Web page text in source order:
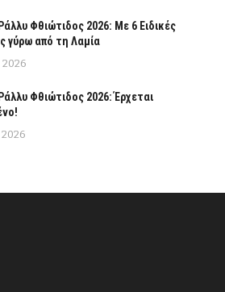
Φθιώτιδος 2026: Με 6 Ειδικές
γύρω από τη Λαμία
2026
Φθιώτιδος 2026: Έρχεται
2026